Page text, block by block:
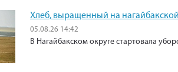
Хлеб, выращенный на
05.08.26 14:42
В Нагайбакском округе стартовала